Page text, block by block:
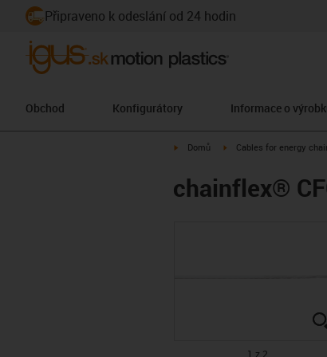
Připraveno k odeslání od 24 hodin
Obchod Konfigurátory Informace o
igus-icon-arrow-right
Domů igus-icon-arrow-right
Cables for energy
chainflex®
1 z 2